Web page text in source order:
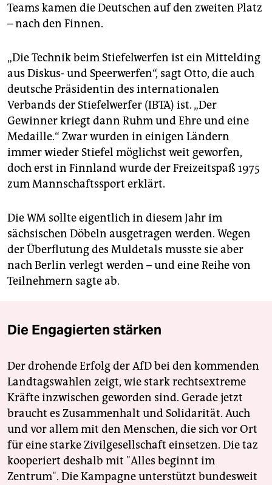
Teams kamen die Deutschen auf den zweiten Platz
– nach den Finnen.
„Die Technik beim Stiefelwerfen ist ein Mittelding
aus Diskus- und Speerwerfen“, sagt Otto, die auch
deutsche Präsidentin des internationalen
Verbands der Stiefelwerfer (IBTA) ist. „Der
Gewinner kriegt dann Ruhm und Ehre und eine
Medaille.“ Zwar wurden in einigen Ländern
immer wieder Stiefel möglichst weit geworfen,
doch erst in Finnland wurde der Freizeitspaß 1975
zum Mannschaftssport erklärt.
Die WM sollte eigentlich in diesem Jahr im
sächsischen Döbeln ausgetragen werden. Wegen
der Überflutung des Muldetals musste sie aber
nach Berlin verlegt werden – und eine Reihe von
Teilnehmern sagte ab.
Die Engagierten stärken
Der drohende Erfolg der AfD bei den kommenden
Landtagswahlen zeigt, wie stark rechtsextreme
Kräfte inzwischen geworden sind. Gerade jetzt
braucht es Zusammenhalt und Solidarität. Auch
und vor allem mit den Menschen, die sich vor Ort
für eine starke Zivilgesellschaft einsetzen. Die taz
kooperiert deshalb mit "Alles beginnt im
Zentrum". Die Kampagne unterstützt bundesweit